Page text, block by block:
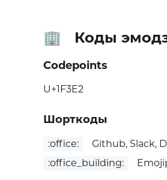
🏢 Коды
Codepoints
U+1F3E2
Шорткоды
:office:
Github, Slack,
:office_building: